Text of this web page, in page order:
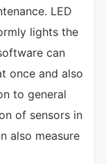
LED
lights the
can
once and also
to general
of sensors in
also measure